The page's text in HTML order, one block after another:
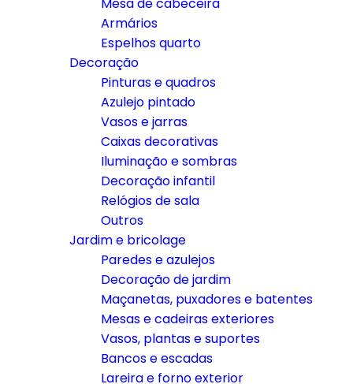
Armários
Espelhos quarto
Decoração
Pinturas e quadros
Azulejo pintado
Vasos e jarras
Caixas decorativas
Iluminação e sombras
Decoração infantil
Relógios de sala
Outros
Jardim e bricolage
Paredes e azulejos
Decoração de jardim
Maçanetas, puxadores e batentes
Mesas e cadeiras exteriores
Vasos, plantas e suportes
Bancos e escadas
Lareira e forno exterior